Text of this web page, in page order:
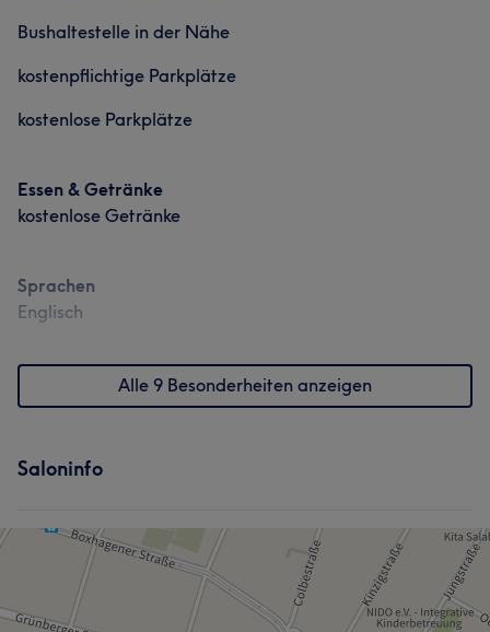
Bushaltestelle in der Nähe
kostenpflichtige Parkplätze
kostenlose Parkplätze
Essen & Getränke
kostenlose Getränke
Sprachen
Englisch
Alle 9 Besonderheiten anzeigen
Saloninfo